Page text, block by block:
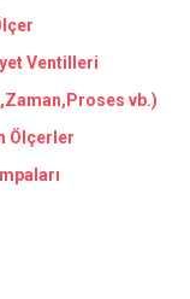
Ventilleri
vb.)
Ölçerler